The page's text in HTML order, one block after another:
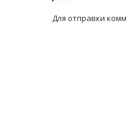
Для отправки